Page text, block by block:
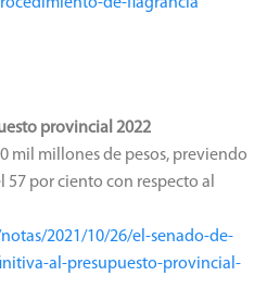
provincial 2022
mil millones de pesos, previendo
por ciento con respecto al
2021/10/26/el-senado-de-
al-presupuesto-provincial-